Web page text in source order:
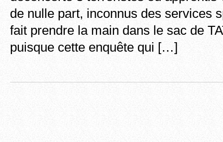
de nulle part, inconnus des services
fait prendre la main dans le sac de
puisque cette enquête qui […]